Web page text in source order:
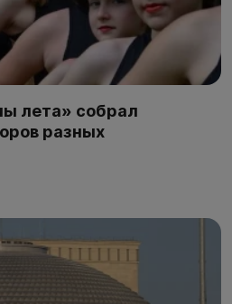
лета» собрал
разных